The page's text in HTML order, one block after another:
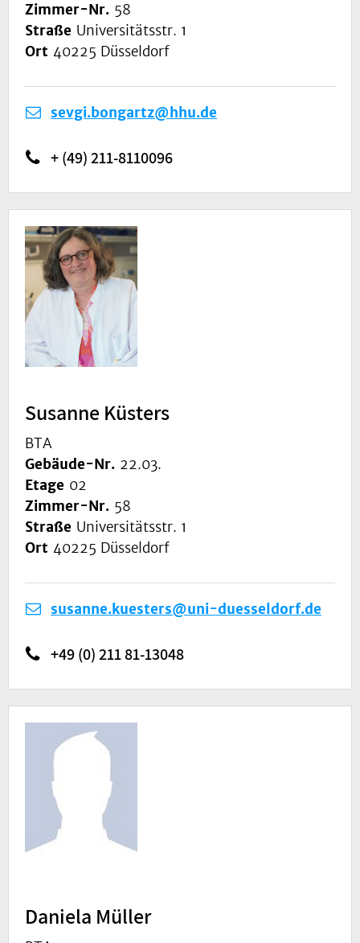
Zimmer-Nr. 58
Straße Universitätsstr. 1
Ort 40225 Düsseldorf
sevgi.bongartz@hhu.de
+ (49) 211-8110096
Susanne Küsters
BTA
Gebäude-Nr. 22.03.
Etage 02
Zimmer-Nr. 58
Straße Universitätsstr. 1
Ort 40225 Düsseldorf
susanne.kuesters@uni-duesseldorf.de
+49 (0) 211 81-13048
Daniela Müller